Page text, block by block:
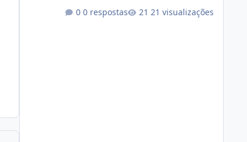
routine. As a result, many people look
0 respostas 21 visualizações